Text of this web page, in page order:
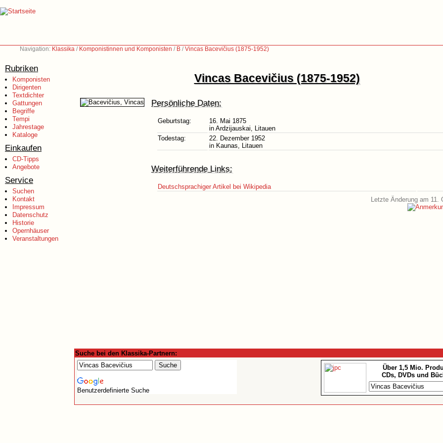
Navigation: Klassika / Komponistinnen und Komponisten / B /Vincas Bacevičius (1875-1952)
Rubriken
Komponisten
Dirigenten
Textdichter
Gattungen
Begriffe
Tempi
Jahrestage
Kataloge
Einkaufen
CD-Tipps
Angebote
Service
Suchen
Kontakt
Impressum
Datenschutz
Historie
Opernhäuser
Veranstaltungen
Vincas Bacevičius (1875-1952)
Persönliche Daten:
Geburtstag:
16. Mai 1875
in Ardzijauskai, Litauen
Todestag:
22. Dezember 1952
in Kaunas, Litauen
Weiterführende Links:
Deutschsprachiger Artikel bei Wikipedia
Letzte Änderung am 11.
Suche bei den Klassika-Partnern:
Benutzerdefinierte Suche
Über 1,5 Mio.
CDs, DVDs und